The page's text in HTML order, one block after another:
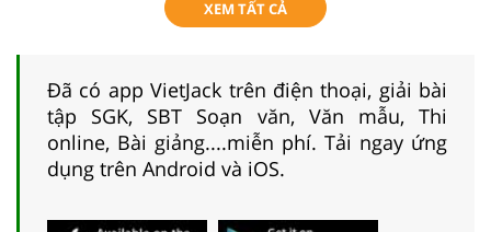
XEM TẤT CẢ
Đã có app VietJack trên điện thoại, giải bài
tập SGK, SBT Soạn văn, Văn mẫu, Thi
online, Bài giảng....miễn phí. Tải ngay ứng
dụng trên Android và iOS.